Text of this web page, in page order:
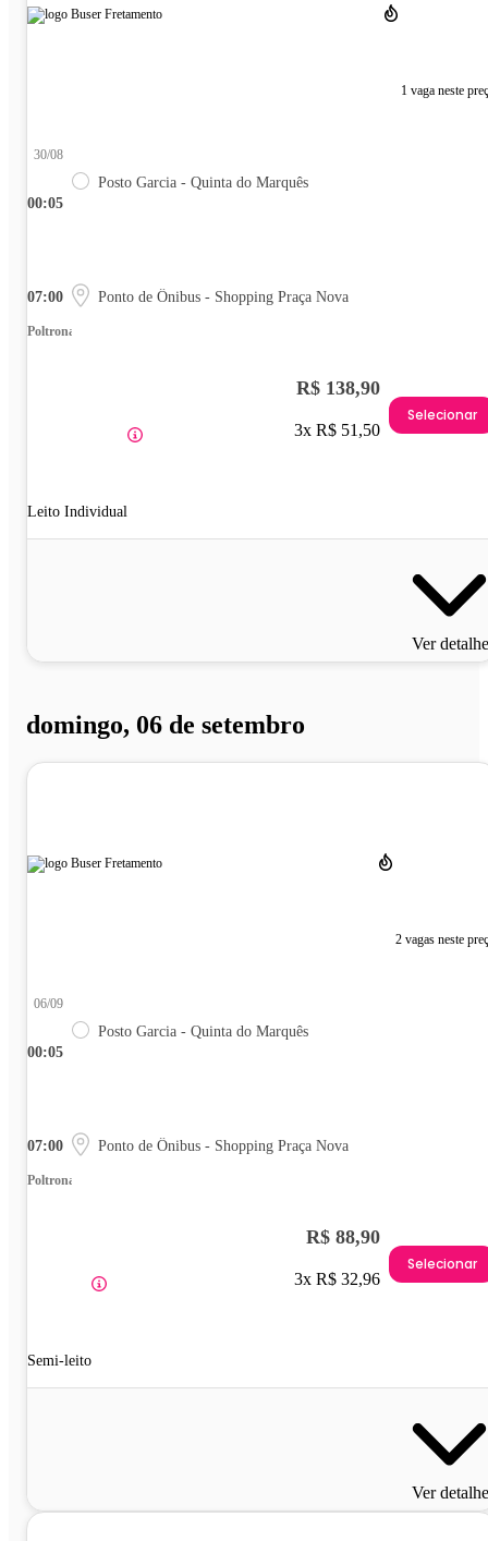
1 vaga neste
00:05
30/08
Posto Garcia - Quinta do Marquês
07:00 Ponto de Ônibus - Shopping Praça Nova
Poltrona
Leito Individual
R$ 138,90
3x R$ 51,50
Selecionar
Ver
domingo, 06 de setembro
2 vagas neste
00:05
06/09
Posto Garcia - Quinta do Marquês
07:00 Ponto de Ônibus - Shopping Praça Nova
Poltrona
Semi-leito
R$ 88,90
3x R$ 32,96
Selecionar
Ver